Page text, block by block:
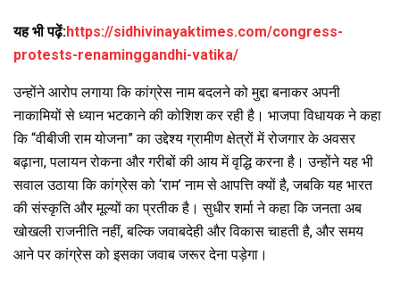
यह भी पढ़ें:https://sidhivinayaktimes.com/congress-
protests-renaminggandhi-vatika/
उन्होंने आरोप लगाया कि कांग्रेस नाम बदलने को मुद्दा बनाकर अपनी
नाकामियों से ध्यान भटकाने की कोशिश कर रही है। भाजपा विधायक ने कहा
कि “वीबीजी राम योजना” का उद्देश्य ग्रामीण क्षेत्रों में रोजगार के अवसर
बढ़ाना, पलायन रोकना और गरीबों की आय में वृद्धि करना है। उन्होंने यह भी
सवाल उठाया कि कांग्रेस को ‘राम’ नाम से आपत्ति क्यों है, जबकि यह भारत
की संस्कृति और मूल्यों का प्रतीक है। सुधीर शर्मा ने कहा कि जनता अब
खोखली राजनीति नहीं, बल्कि जवाबदेही और विकास चाहती है, और समय
आने पर कांग्रेस को इसका जवाब जरूर देना पड़ेगा।